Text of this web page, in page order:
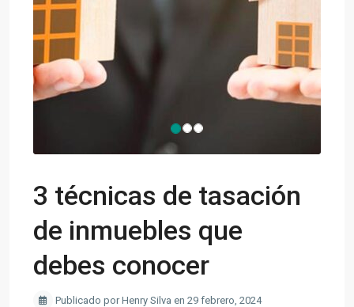
3 técnicas de tasación
de inmuebles que
debes conocer
Publicado por Henry Silva en 29 febrero, 2024